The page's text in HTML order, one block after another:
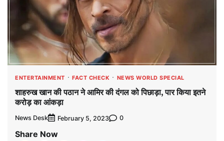
ENTERTAINMENT FACT CHECK NEWS WORLD SPECIAL
शाहरुख खान की पठान ने आमिर की दंगल को पिछाड़ा, पार किया इतने
करोड़ का आंकड़ा
News Desk February 5, 2023 0
Share Now